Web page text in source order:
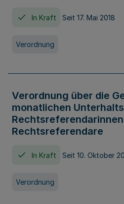
In Kraft Seit 17. Mai 2018
Verordnung
Verordnung über die
monatlichen
Rechtsreferendare
In Kraft Seit 10. Oktober
Verordnung